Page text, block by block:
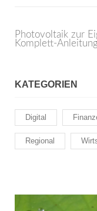
Photovoltaik zur
Komplett-
KATEGORIEN
Digital
Regional